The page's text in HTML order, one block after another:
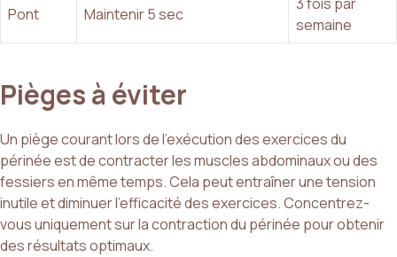
Pont Maintenir 5 sec
3 fois par
semaine
Pièges à éviter
Un piège courant lors de l’exécution des exercices du
périnée est de contracter les muscles abdominaux ou des
fessiers en même temps. Cela peut entraîner une tension
inutile et diminuer l’efficacité des exercices. Concentrez-
vous uniquement sur la contraction du périnée pour obtenir
des résultats optimaux.